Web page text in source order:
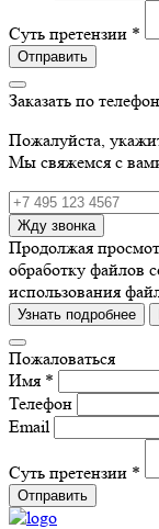
Суть претензии *
Отправить
Заказать по
Пожалуйста,
Мы свяжемся с
Жду звонка
Продолжая
обработку файлов
использования
Узнать подробнее
Пожаловаться
Имя *
Телефон
Email
Суть претензии *
Отправить